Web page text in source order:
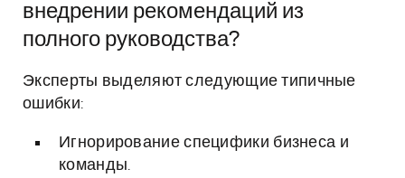
внедрении рекомендаций из
полного руководства?
Эксперты выделяют следующие типичные
ошибки:
Игнорирование специфики бизнеса и
команды.